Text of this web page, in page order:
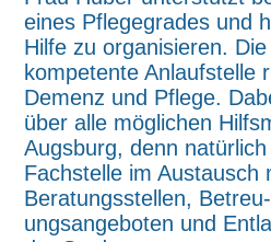
eines Pflegegrades und
Hilfe zu organisieren.
kompetente Anlaufstelle
Demenz und Pflege.
über alle möglichen
Augsburg, denn
Fachstelle im Austausch
Beratungsstellen, Betreu-
ungsangeboten und